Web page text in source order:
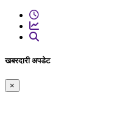
खबरदारी अपडेट
×